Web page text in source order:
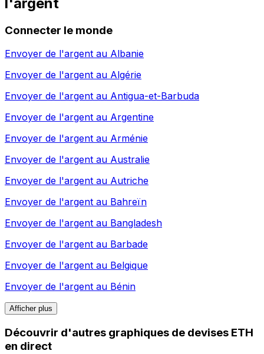
Connecter le monde
Envoyer de l'argent au Albanie
Envoyer de l'argent au Algérie
Envoyer de l'argent au Antigua-et-Barbuda
Envoyer de l'argent au Argentine
Envoyer de l'argent au Arménie
Envoyer de l'argent au Australie
Envoyer de l'argent au Autriche
Envoyer de l'argent au Bahreïn
Envoyer de l'argent au Bangladesh
Envoyer de l'argent au Barbade
Envoyer de l'argent au Belgique
Envoyer de l'argent au Bénin
Afficher plus
Découvrir d'autres graphiques de devises ETH
en direct